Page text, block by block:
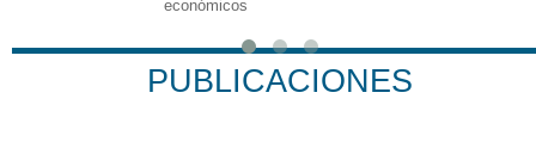
económicos
PUBLICACIONES